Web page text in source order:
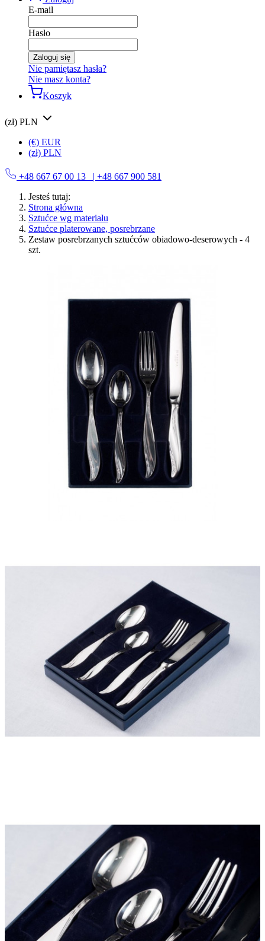
E-mail
Hasło
Zaloguj się
Nie pamiętasz hasła?
Nie masz konta?
Koszyk
(zł) PLN
(€) EUR
(zł) PLN
+48 667 67 00 13
| +48 667 900 581
Jesteś tutaj:
Strona główna
Sztućce wg materiału
Sztućce platerowane, posrebrzane
Zestaw posrebrzanych sztućców obiadowo-deserowych - 4
szt.